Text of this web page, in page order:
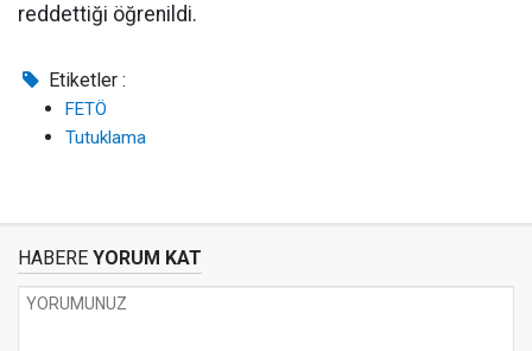
reddettiği öğrenildi.
Etiketler :
FETÖ
Tutuklama
HABERE YORUM KAT